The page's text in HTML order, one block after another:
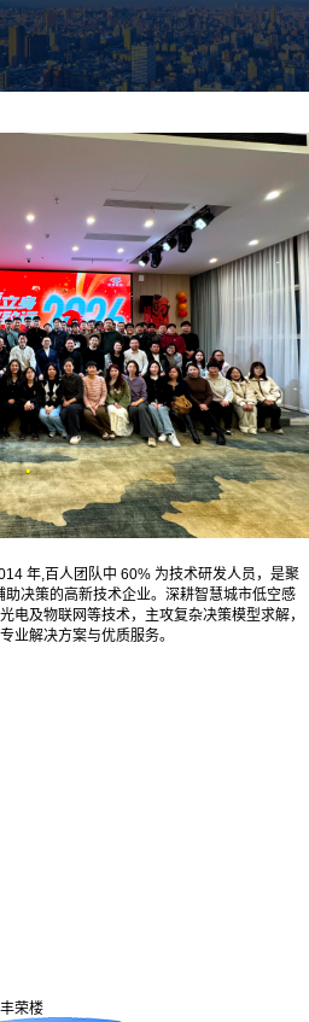
年,百人团队中 60% 为技术研发人员，是聚
决策的高新技术企业。深耕智慧城市低空感
电及物联网等技术，主攻复杂决策模型求解，
业解决方案与优质服务。
荣楼